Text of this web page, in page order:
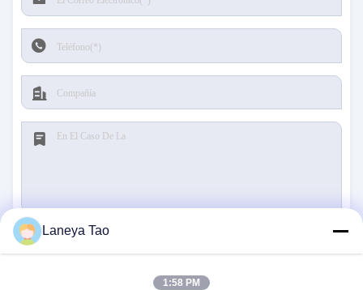
Laneya Tao
1:58 PM